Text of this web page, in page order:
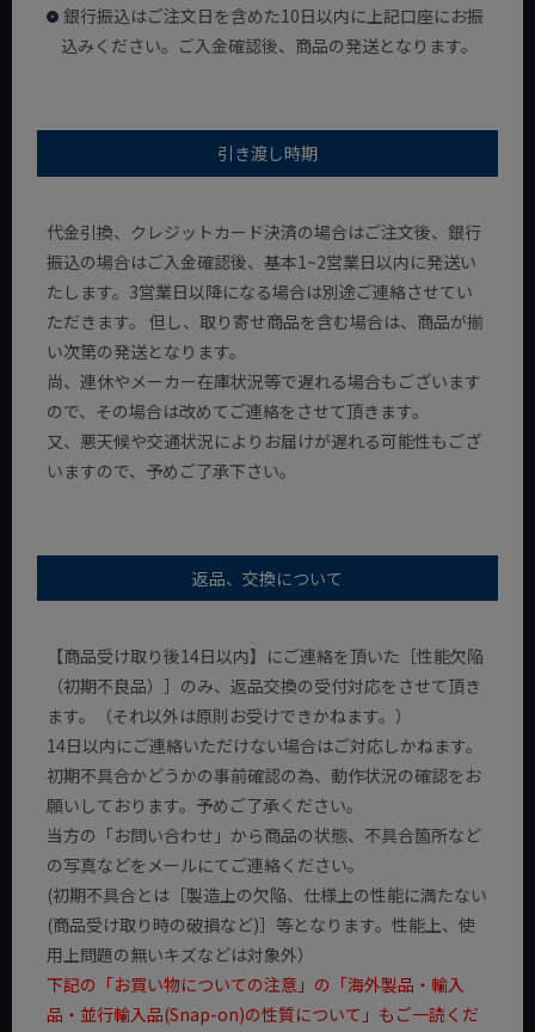
銀行振込はご注文日を含めた10日以内に上記口座にお振
込みください。ご入金確認後、商品の発送となります。
引き渡し時期
代金引換、クレジットカード決済の場合はご注文後、銀行
振込の場合はご入金確認後、基本1~2営業日以内に発送い
たします。3営業日以降になる場合は別途ご連絡させてい
ただきます。 但し、取り寄せ商品を含む場合は、商品が揃
い次第の発送となります。
尚、連休やメーカー在庫状況等で遅れる場合もございます
ので、その場合は改めてご連絡をさせて頂きます。
又、悪天候や交通状況によりお届けが遅れる可能性もござ
いますので、予めご了承下さい。
返品、交換について
【商品受け取り後14日以内】にご連絡を頂いた［性能欠陥
（初期不良品）］のみ、返品交換の受付対応をさせて頂き
ます。（それ以外は原則お受けできかねます。）
14日以内にご連絡いただけない場合はご対応しかねます。
初期不具合かどうかの事前確認の為、動作状況の確認をお
願いしております。予めご了承ください。
当方の「お問い合わせ」から商品の状態、不具合箇所など
の写真などをメールにてご連絡ください。
(初期不具合とは［製造上の欠陥、仕様上の性能に満たない
(商品受け取り時の破損など)］等となります。性能上、使
用上問題の無いキズなどは対象外）
下記の「お買い物についての注意」の「海外製品・輸入
品・並行輸入品(Snap-on)の性質について」もご一読くだ